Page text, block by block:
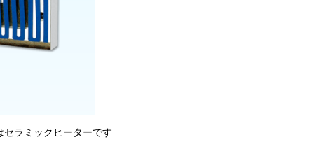
ラミックヒーターです